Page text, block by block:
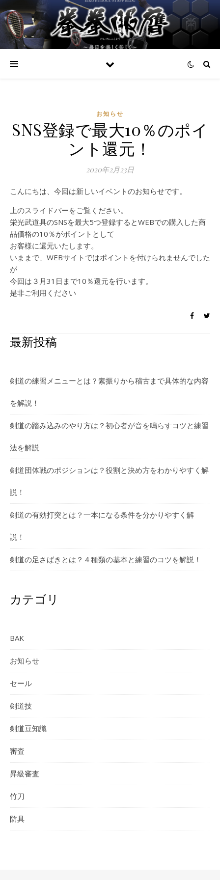
お知らせ
SNS登録で最大10％のポイ
ント還元！
2020年2月23日
こんにちは、今回は新しいイベントのお知らせです。
上のスライドバーをご覧ください。
栄光武道具のSNSを最大5つ登録するとWEBでの購入した商
品価格の10％がポイントとして
お客様に還元いたします。
いままで、WEBサイトではポイントを付けられませんでした
が
今回は３月31日まで10％還元を行います。
是非ご利用ください
最新投稿
剣道の練習メニューとは？素振りから稽古まで具体的な内容
を解説！
剣道の踏み込みのやり方は？初心者が音を鳴らすコツと練習
法を解説
剣道団体戦のポジションは？役割と決め方をわかりやすく解
説！
剣道の有効打突とは？一本になる条件を分かりやすく解
説！
剣道の足さばきとは？４種類の基本と練習のコツを解説！
カテゴリ
BAK
お知らせ
セール
剣道技
剣道豆知識
審査
昇級審査
竹刀
防具